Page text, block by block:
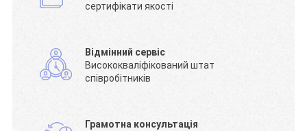
сертифікати якості
Відмінний сервіс
Висококваліфікований штат
співробітників
Грамотна консультація